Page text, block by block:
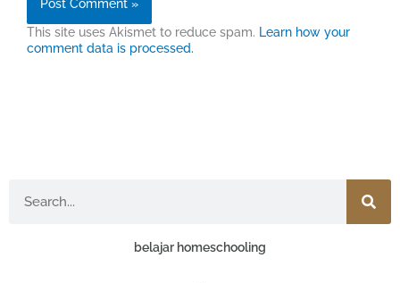
This site uses Akismet to reduce spam. Learn how your
comment data is processed.
belajar homeschooling